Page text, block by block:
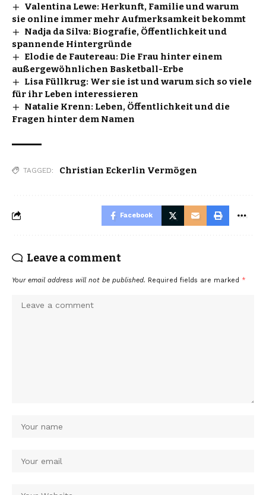
Valentina Lewe: Herkunft, Familie und warum
sie online immer mehr Aufmerksamkeit bekommt
Nadja da Silva: Biografie, Öffentlichkeit und
spannende Hintergründe
Elodie de Fautereau: Die Frau hinter einem
außergewöhnlichen Basketball-Erbe
Lisa Füllkrug: Wer sie ist und warum sich so viele
für ihr Leben interessieren
Natalie Krenn: Leben, Öffentlichkeit und die
Fragen hinter dem Namen
TAGGED: Christian Eckerlin Vermögen
Facebook
Leave a comment
Your email address will not be published. Required fields are marked *